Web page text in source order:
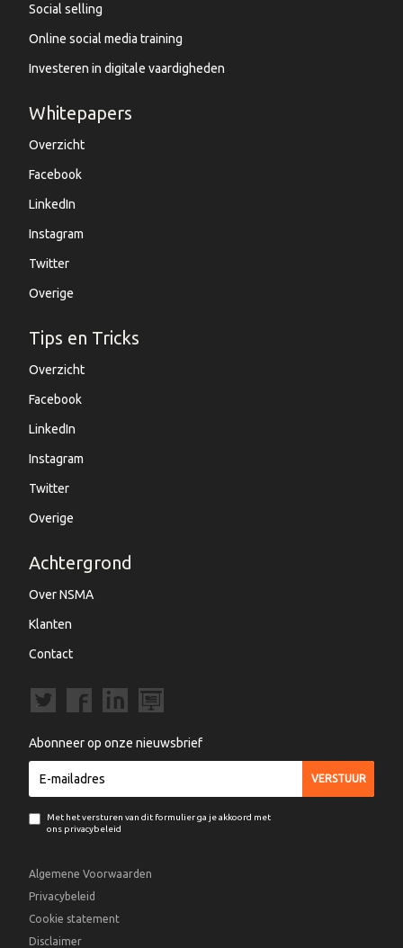
Social selling
Online social media training
Investeren in digitale vaardigheden
Whitepapers
Overzicht
Facebook
LinkedIn
Instagram
Twitter
Overige
Tips en Tricks
Overzicht
Facebook
LinkedIn
Instagram
Twitter
Overige
Achtergrond
Over NSMA
Klanten
Contact
Abonneer op onze nieuwsbrief
Met het versturen van dit formulier ga je akkoord met
ons privacybeleid
Algemene Voorwaarden
Privacybeleid
Cookie statement
Disclaimer